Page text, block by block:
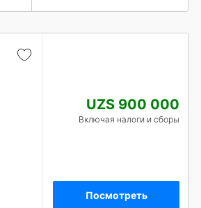
UZS 900 000
Включая налоги и сборы
Посмотреть